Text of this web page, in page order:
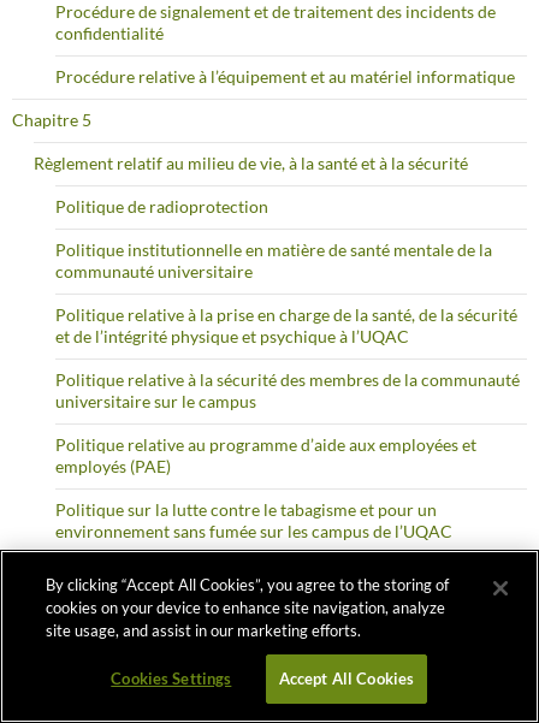
Procédure de signalement et de traitement des incidents de
confidentialité
Procédure relative à l’équipement et au matériel informatique
Chapitre 5
Règlement relatif au milieu de vie, à la santé et à la sécurité
Politique de radioprotection
Politique institutionnelle en matière de santé mentale de la
communauté universitaire
Politique relative à la prise en charge de la santé, de la sécurité
et de l’intégrité physique et psychique à l’UQAC
Politique relative à la sécurité des membres de la communauté
universitaire sur le campus
Politique relative au programme d’aide aux employées et
employés (PAE)
Politique sur la lutte contre le tabagisme et pour un
environnement sans fumée sur les campus de l’UQAC
Politique sur le respect des personnes, la prévention et la prise
en charge des situations d’incivilité, de discrimination, de
harcèlement et de violence
Politique visant à prévenir et à combattre les violences à
caractère sexuel
By clicking “Accept All Cookies”, you agree to the storing of
cookies on your device to enhance site navigation, analyze
site usage, and assist in our marketing efforts.
Cookies Settings Accept All Cookies